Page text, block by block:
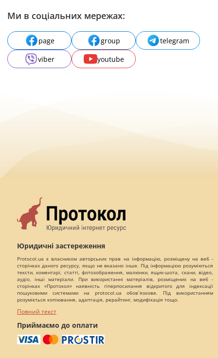
Ми в соціальних мережах:
page group
telegram
viber
youtube
Юридичні застереження
Protocol.ua є власником авторських прав на інформацію, розміщену на веб -
сторінках даного ресурсу, якщо не вказано інше. Під інформацією розуміються
тексти, коментарі, статті, фотозображення, малюнки, ящик-шота, скани, відео,
аудіо, інші матеріали. При використанні матеріалів, розміщених на веб -
сторінках «Протокол» наявність гіперпосилання відкритого для індексації
пошуковими системами на protocol.ua обов`язкове. Під використанням
розуміється копіювання, адаптація, рерайтинг, модифікація тощо.
Повний текст
Приймаємо до оплати